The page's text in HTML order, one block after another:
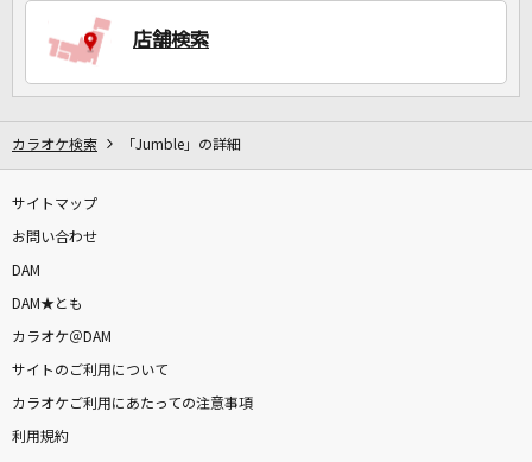
店舗検索
カラオケ検索 「Jumble」の詳細
サイトマップ
お問い合わせ
DAM
DAM★とも
カラオケ＠DAM
サイトのご利用について
カラオケご利用にあたっての注意事項
利用規約